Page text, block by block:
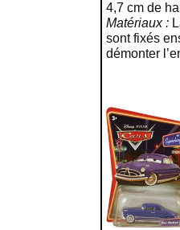
4,7 cm de
Matériaux :
sont fixés
démonter